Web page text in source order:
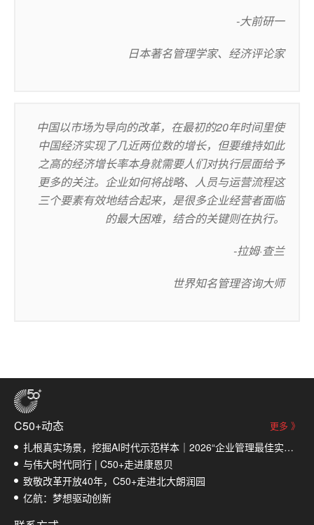
-大前研一
日本著名管理学家、经济评论家
中国以市场为导向的改革，在最初的20年时间里使
中国经济实现了几近两位数的增长，但要维持如此
之高的经济增长率本身就需要人们对执行层面给予
更多的关注。企业如何将战略、人员与运营流程这
三个要素有效地结合起来，是很多企业经营者面临
的最大困难，结合的关键则在执行。
-拉姆·查兰
世界知名管理咨询大师
C50+动态 更多 》
​扎根真实场景，挖掘AI时代示范样本｜2026“企业管理最佳实践榜”入围名单揭晓
与伟大时代同行 | C50+走进康恩贝
致敬改革开放40年，C50+走进北大朗润园
亿航：梦想驱动创新